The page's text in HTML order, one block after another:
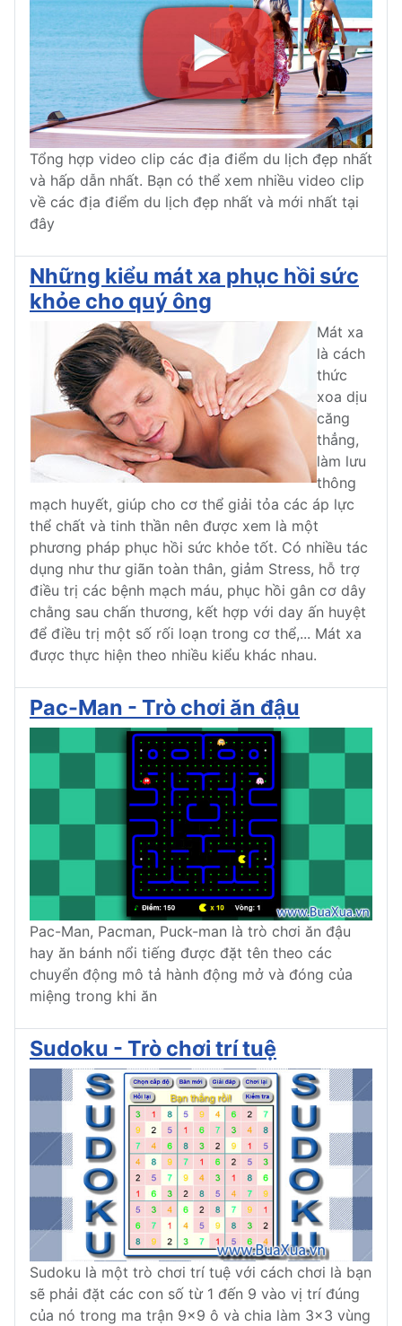
Tổng hợp video clip các địa điểm du lịch đẹp nhất
và hấp dẫn nhất. Bạn có thể xem nhiều video clip
về các địa điểm du lịch đẹp nhất và mới nhất tại
đây
Những kiểu mát xa phục hồi sức
khỏe cho quý ông
Mát xa
là cách
thức
xoa dịu
căng
thẳng,
làm lưu
thông
mạch huyết, giúp cho cơ thể giải tỏa các áp lực
thể chất và tinh thần nên được xem là một
phương pháp phục hồi sức khỏe tốt. Có nhiều tác
dụng như thư giãn toàn thân, giảm Stress, hỗ trợ
điều trị các bệnh mạch máu, phục hồi gân cơ dây
chằng sau chấn thương, kết hợp với day ấn huyệt
để điều trị một số rối loạn trong cơ thể,... Mát xa
được thực hiện theo nhiều kiểu khác nhau.
Pac-Man - Trò chơi ăn đậu
Pac-Man, Pacman, Puck-man là trò chơi ăn đậu
hay ăn bánh nổi tiếng được đặt tên theo các
chuyển động mô tả hành động mở và đóng của
miệng trong khi ăn
Sudoku - Trò chơi trí tuệ
Sudoku là một trò chơi trí tuệ với cách chơi là bạn
sẽ phải đặt các con số từ 1 đến 9 vào vị trí đúng
của nó trong ma trận 9x9 ô và chia làm 3x3 vùng